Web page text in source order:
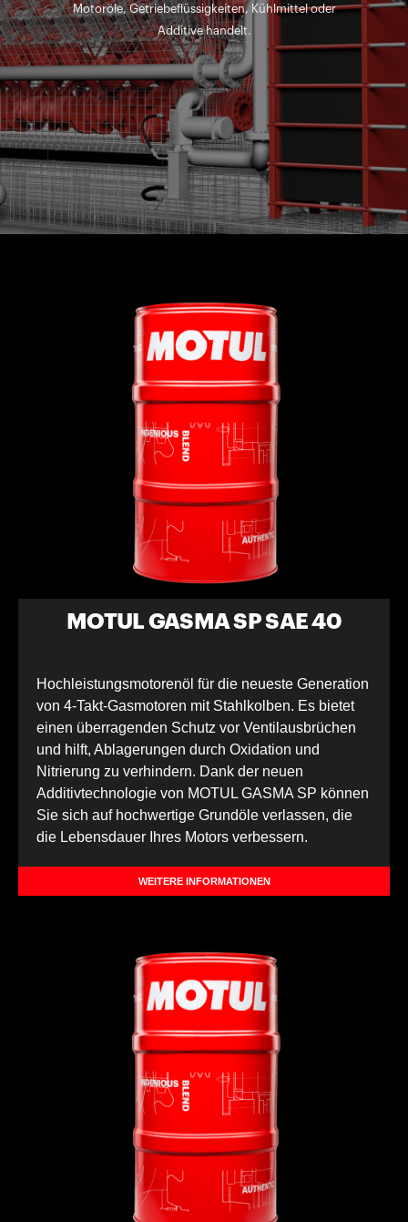
Motoröle, Getriebeflüssigkeiten, Kühlmittel oder
Additive handelt.
MOTUL GASMA SP SAE 40
Hochleistungsmotorenöl für die neueste Generation
von 4-Takt-Gasmotoren mit Stahlkolben. Es bietet
einen überragenden Schutz vor Ventilausbrüchen
und hilft, Ablagerungen durch Oxidation und
Nitrierung zu verhindern. Dank der neuen
Additivtechnologie von MOTUL GASMA SP können
Sie sich auf hochwertige Grundöle verlassen, die
die Lebensdauer Ihres Motors verbessern.
WEITERE INFORMATIONEN